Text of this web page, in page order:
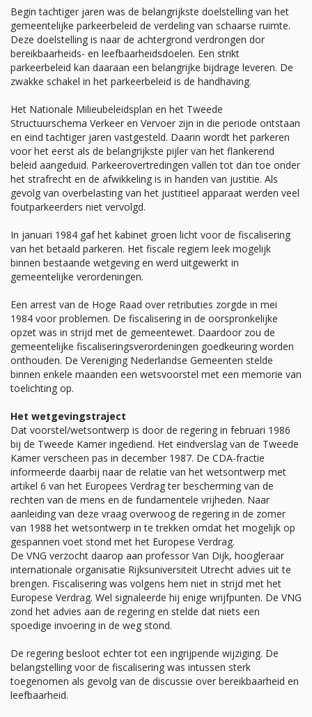
Begin tachtiger jaren was de belangrijkste doelstelling van het
gemeentelijke parkeerbeleid de verdeling van schaarse ruimte.
Deze doelstelling is naar de achtergrond verdrongen dor
bereikbaarheids- en leefbaarheidsdoelen. Een strikt
parkeerbeleid kan daaraan een belangrijke bijdrage leveren. De
zwakke schakel in het parkeerbeleid is de handhaving.
Het Nationale Milieubeleidsplan en het Tweede
Structuurschema Verkeer en Vervoer zijn in die periode ontstaan
en eind tachtiger jaren vastgesteld. Daarin wordt het parkeren
voor het eerst als de belangrijkste pijler van het flankerend
beleid aangeduid. Parkeerovertredingen vallen tot dan toe onder
het strafrecht en de afwikkeling is in handen van justitie. Als
gevolg van overbelasting van het justitieel apparaat werden veel
foutparkeerders niet vervolgd.
In januari 1984 gaf het kabinet groen licht voor de fiscalisering
van het betaald parkeren. Het fiscale regiem leek mogelijk
binnen bestaande wetgeving en werd uitgewerkt in
gemeentelijke verordeningen.
Een arrest van de Hoge Raad over retributies zorgde in mei
1984 voor problemen. De fiscalisering in de oorspronkelijke
opzet was in strijd met de gemeentewet. Daardoor zou de
gemeentelijke fiscaliseringsverordeningen goedkeuring worden
onthouden. De Vereniging Nederlandse Gemeenten stelde
binnen enkele maanden een wetsvoorstel met een memorie van
toelichting op.
Het wetgevingstraject
Dat voorstel/wetsontwerp is door de regering in februari 1986
bij de Tweede Kamer ingediend. Het eindverslag van de Tweede
Kamer verscheen pas in december 1987. De CDA-fractie
informeerde daarbij naar de relatie van het wetsontwerp met
artikel 6 van het Europees Verdrag ter bescherming van de
rechten van de mens en de fundamentele vrijheden. Naar
aanleiding van deze vraag overwoog de regering in de zomer
van 1988 het wetsontwerp in te trekken omdat het mogelijk op
gespannen voet stond met het Europese Verdrag.
De VNG verzocht daarop aan professor Van Dijk, hoogleraar
internationale organisatie Rijksuniversiteit Utrecht advies uit te
brengen. Fiscalisering was volgens hem niet in strijd met het
Europese Verdrag. Wel signaleerde hij enige wrijfpunten. De VNG
zond het advies aan de regering en stelde dat niets een
spoedige invoering in de weg stond.
De regering besloot echter tot een ingrijpende wijziging. De
belangstelling voor de fiscalisering was intussen sterk
toegenomen als gevolg van de discussie over bereikbaarheid en
leefbaarheid.